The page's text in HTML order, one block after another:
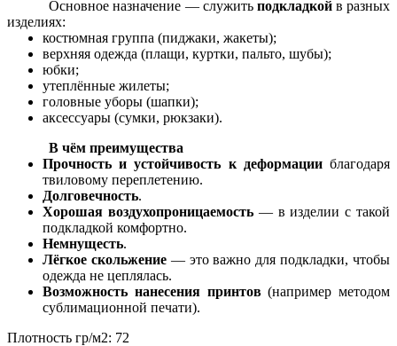
Основное назначение — служить подкладкойв разных
изделиях:
костюмная группа (пиджаки, жакеты);
верхняя одежда (плащи, куртки, пальто, шубы);
юбки;
утеплённые жилеты;
головные уборы (шапки);
аксессуары (сумки, рюкзаки).
В чём преимущества
Прочность и устойчивость к деформацииблагодаря
твиловому переплетению.
Долговечность.
Хорошая воздухопроницаемость— в изделии с такой
подкладкой комфортно.
Немнущесть.
Лёгкое скольжение— это важно для подкладки, чтобы
одежда не цеплялась.
Возможность нанесения принтов(например методом
сублимационной печати).
Плотность гр/м2: 72